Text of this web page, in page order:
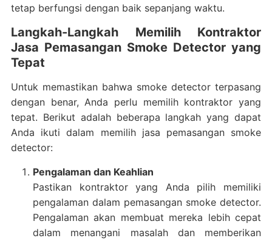
tetap berfungsi dengan baik sepanjang waktu.
Langkah-Langkah Memilih Kontraktor
Jasa Pemasangan Smoke Detector yang
Tepat
Untuk memastikan bahwa smoke detector terpasang
dengan benar, Anda perlu memilih kontraktor yang
tepat. Berikut adalah beberapa langkah yang dapat
Anda ikuti dalam memilih jasa pemasangan smoke
detector:
Pengalaman dan Keahlian
Pastikan kontraktor yang Anda pilih memiliki
pengalaman dalam pemasangan smoke detector.
Pengalaman akan membuat mereka lebih cepat
dalam menangani masalah dan memberikan